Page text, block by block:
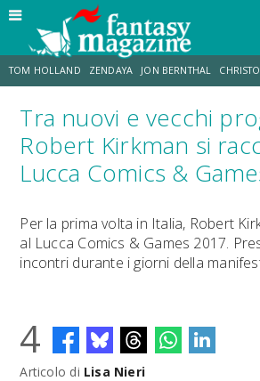
TOM HOLLAND ZENDAYA JON BERNTHAL
STRANIMONDI LUCCA COMICS & GAMES ODISSEA
Tra nuovi e vecchi
Robert Kirkman si
Lucca Comics &
Per la prima volta in Italia, Robert
al Lucca Comics & Games 2017.
incontri durante i giorni della
4
Articolo di Lisa Nieri